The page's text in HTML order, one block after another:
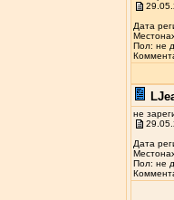
Дата
Пол: не
не
Дата
Пол: не